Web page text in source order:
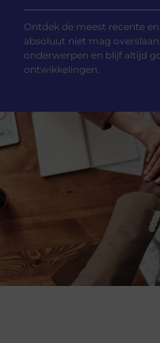
Ontdek de meest recente
absoluut niet mag
onderwerpen en blijf altijd
ontwikkelingen.